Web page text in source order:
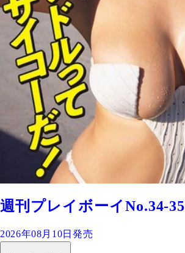
週刊プレイボーイNo.34-35
2026年08月10日発売